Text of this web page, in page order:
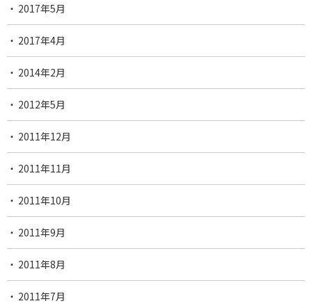
2017年5月
2017年4月
2014年2月
2012年5月
2011年12月
2011年11月
2011年10月
2011年9月
2011年8月
2011年7月